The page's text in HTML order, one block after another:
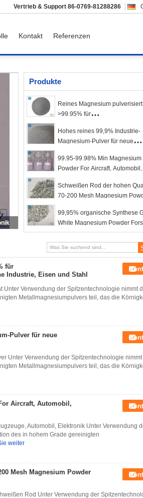
Vertrieb & Support 86-0769-81288286
Kontakt Referenzen
Produkte
Reines Magnesium pulverisiert
>99.95% für
chemische Industrie, Eisen und
Hohes reines 99,9% Industrie-
Magnesium-Pulver für neue
99.95-99.98% Min Magnesium
Powder For Aircraft, Automobil,
Schweißen Rod der hohen
70-200 Mesh Magnesium
99,95% organische Synthese
White Magnesium Powder
beleuchtend
für
Industrie, Eisen und Stahl
Verwendung der Spitzentechnologie nimmt
Metallmagnesiumpulvers teil, das die
Pulver für neue
Unter Verwendung der Spitzentechnologie nimmt
Metallmagnesiumpulvers teil, das die
Aircraft, Automobil,
Automobil, Elektronik Unter Verwendung
des in hohem Grade gereinigten
weiter
Mesh Magnesium Powder
Rod Unter Verwendung der